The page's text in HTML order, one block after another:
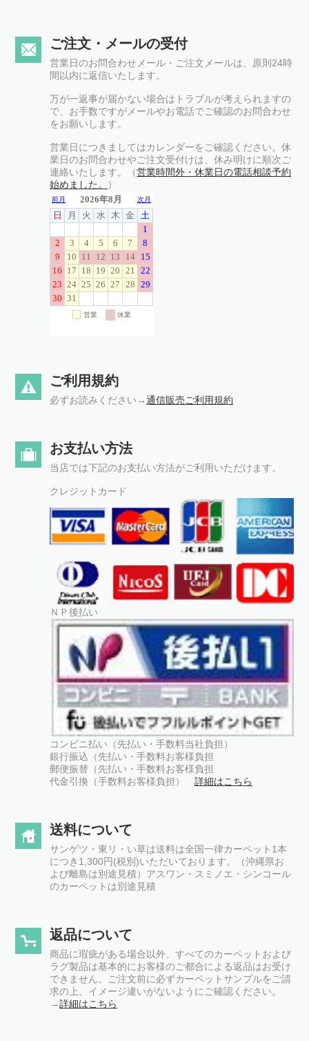
ご注文・メールの受付
営業日のお問合わせメール・ご注文メールは、原則24時
間以内に返信いたします。
万が一返事が届かない場合はトラブルが考えられますの
で、お手数ですがメールやお電話でご確認のお問合わせ
をお願いします。
営業日につきましてはカレンダーをご確認ください。休
業日のお問合わせやご注文受付けは、休み明けに順次ご
連絡いたします。（営業時間外・休業日の電話相談予約
始めました。
）
ご利用規約
必ずお読みください→通信販売ご利用規約
お支払い方法
当店では下記のお支払い方法がご利用いただけます。
クレジットカード
ＮＰ後払い
コンビニ払い（先払い・手数料当社負担）
銀行振込（先払い・手数料お客様負担
郵便振替（先払い・手数料お客様負担
代金引換（手数料お客様負担）詳細はこちら
送料について
サンゲツ・東リ・い草は送料は全国一律カーペット1本
につき1,300円(税別)いただいております。（沖縄県お
よび離島は別途見積）アスワン・スミノエ・シンコール
のカーペットは別途見積
返品について
商品に瑕疵がある場合以外、すべてのカーペットおよび
ラグ製品は基本的にお客様のご都合による返品はお受け
できません。ご注文前に必ずカーペットサンプルをご請
求の上、イメージ違いがないようにご確認ください。
→詳細はこちら